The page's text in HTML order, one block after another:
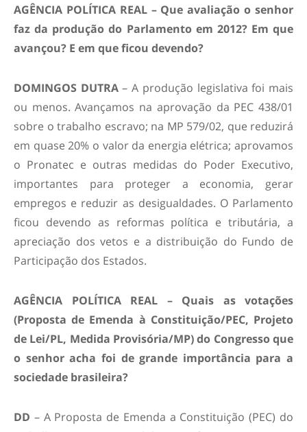
AGÊNCIA POLÍTICA REAL – Que avaliação o senhor
faz da produção do Parlamento em 2012? Em que
avançou? E em que ficou devendo?
DOMINGOS DUTRA– A produção legislativa foi mais
ou menos. Avançamos na aprovação da PEC 438/01
sobre o trabalho escravo; na MP 579/02, que reduzirá
em quase 20% o valor da energia elétrica; aprovamos
o Pronatec e outras medidas do Poder Executivo,
importantes para proteger a economia, gerar
empregos e reduzir as desigualdades. O Parlamento
ficou devendo as reformas política e tributária, a
apreciação dos vetos e a distribuição do Fundo de
Participação dos Estados.
AGÊNCIA POLÍTICA REAL – Quais as votações
(Proposta de Emenda à Constituição/PEC, Projeto
de Lei/PL, Medida Provisória/MP) do Congresso que
o senhor acha foi de grande importância para a
sociedade brasileira?
DD – A Proposta de Emenda a Constituição (PEC) do